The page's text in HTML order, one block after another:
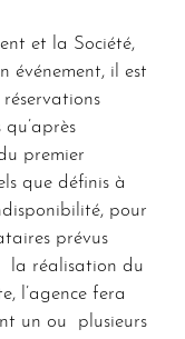
et la Société,
événement, il est
premier
que définis à
pour
prévus
la réalisation du
l’agence fera
un ou plusieurs